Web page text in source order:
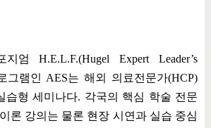
지엄H.E.L.F.(Hugel Expert Leader’s
그램인 AES는 해외 의료전문가(HCP)
습형 세미나다. 각국의 핵심 학술 전문
이론 강의는 물론 현장 시연과 실습 중심